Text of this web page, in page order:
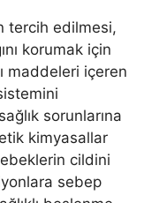
tercih edilmesi,
korumak için
maddeleri içeren
sorunlarına
kimyasallar
cildini
sebep